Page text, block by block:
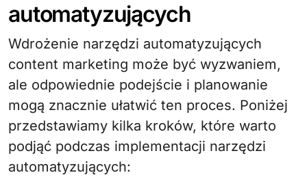
automatyzujących
Wdrożenie narzędzi automatyzujących
content marketing może być wyzwaniem,
ale odpowiednie podejście i planowanie
mogą znacznie ułatwić ten proces. Poniżej
przedstawiamy kilka kroków, które warto
podjąć podczas implementacji narzędzi
automatyzujących: